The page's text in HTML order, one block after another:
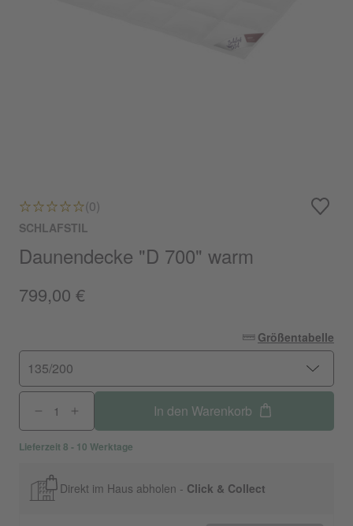
(0)
SCHLAFSTIL
Daunendecke "D 700" warm
799,00 €
Größentabelle
135/200
In den Warenkorb
Lieferzeit 8 - 10 Werktage
Direkt im Haus abholen - Click & Collect